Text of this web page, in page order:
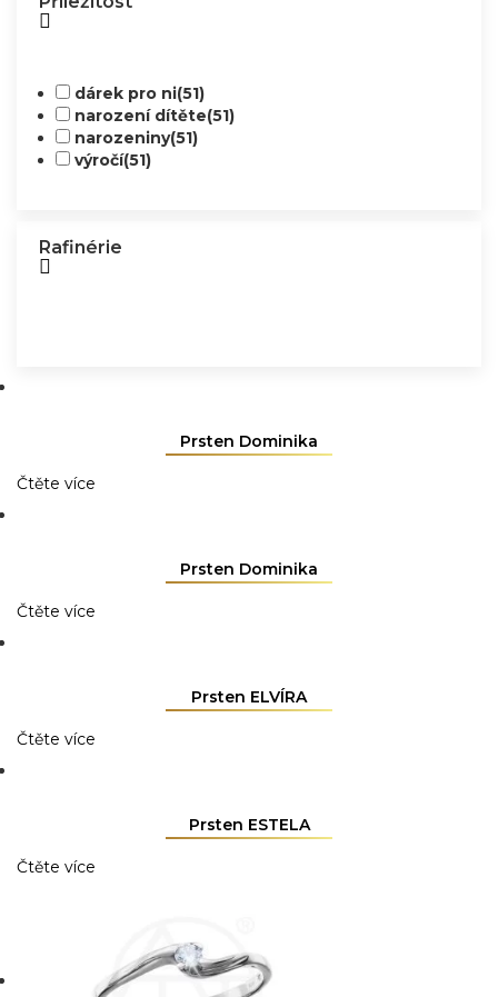
dárek pro ni(51)
narození dítěte(51)
narozeniny(51)
výročí(51)
Rafinérie
Prsten Dominika
Čtěte více
Prsten Dominika
Čtěte více
Prsten ELVÍRA
Čtěte více
Prsten ESTELA
Čtěte více